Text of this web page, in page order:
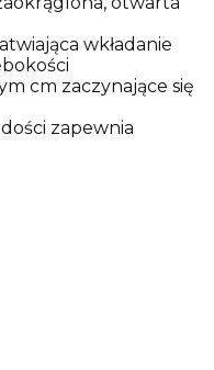
wkładanie
cm zaczynające się
zapewnia